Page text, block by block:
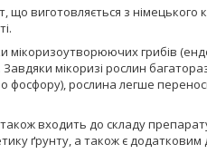
що виготовляється з
мікоризоутворюючих грибів
мікоризі рослин
фосфору), рослина легше
входить до складу
ґрунту, а також є